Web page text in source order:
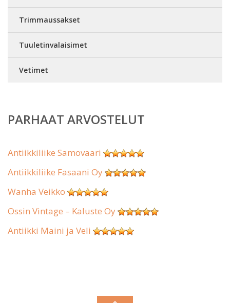
Trimmaussakset
Tuuletinvalaisimet
Vetimet
PARHAAT ARVOSTELUT
Antiikkiliike Samovaari
Antiikkiliike Fasaani Oy
Wanha Veikko
Ossin Vintage – Kaluste Oy
Antiikki Maini ja Veli